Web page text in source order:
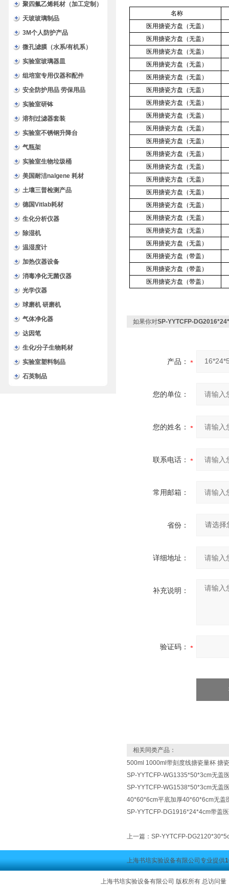
聚四氟乙烯耗材（加工定制）
天玻玻璃制品
3M个人防护产品
微孔滤膜（水系/有机系）
实验室玻璃器皿
组培室专用仪器和配件
安全防护用品 劳保用品
实验室研钵
溶剂过滤器套装
实验室不锈钢升降台
气瓶架
实验室生物垃圾桶
美国耐洁nalgene 耗材
土壤三普检测产品
德国Vitlab耗材
生化分析仪器
除湿机
温湿度计
加热仪器设备
消毒净化无菌仪器
光学仪器
球磨机 研磨机
气体净化器
达因笔
生化/分子生物耗材
实验室塑料制品
石英制品
名称
医用搪瓷方盘（无盖）
医用搪瓷方盘（无盖）
医用搪瓷方盘（无盖）
医用搪瓷方盘（无盖）
医用搪瓷方盘（无盖）
医用搪瓷方盘（无盖）
医用搪瓷方盘（无盖）
医用搪瓷方盘（无盖）
医用搪瓷方盘（无盖）
医用搪瓷方盘（无盖）
医用搪瓷方盘（无盖）
医用搪瓷方盘（无盖）
医用搪瓷方盘（无盖）
医用搪瓷方盘（无盖）
医用搪瓷方盘（无盖）
医用搪瓷方盘（无盖）
医用搪瓷方盘（无盖）
医用搪瓷方盘（无盖）
医用搪瓷方盘（带盖）
医用搪瓷方盘（带盖）
医用搪瓷方盘（带盖）
如果你对SP-YYTCFP-
产品：
您的单位：
您的姓名：
联系电话：
常用邮箱：
省份：
详细地址：
补充说明：
验证码：
相关同类产品：
500ml 1000ml带刻度线搪瓷量杯 搪
SP-YYTCFP-WG1335*50*3cm无盖
SP-YYTCFP-WG1538*50*3cm无盖
40*60*6cm平底加厚40*60*6cm无盖
SP-YYTCFP-DG1916*24*4cm带盖
上一篇： SP-YYTCFP-
上海书培实验设备有限公司专业提供
上海书培实验设备有限公司 版权所有 总访问量